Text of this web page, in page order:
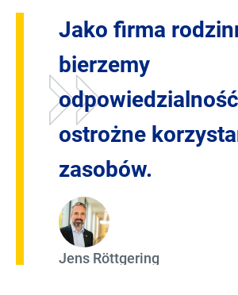
Jako firma
bierzemy
ostrożne
zasobów.
Jens Röttgering